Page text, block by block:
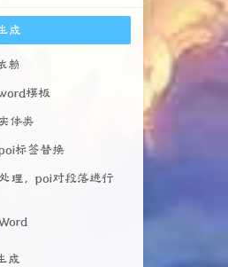
成
赖
模板
体类
标签替换
理，poi对段落进行
成